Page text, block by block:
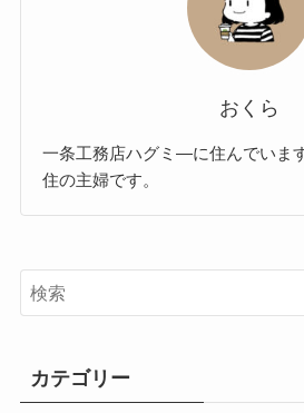
おくら
一条工務店ハグミ―に住んでいま
住の主婦です。
カテゴリー